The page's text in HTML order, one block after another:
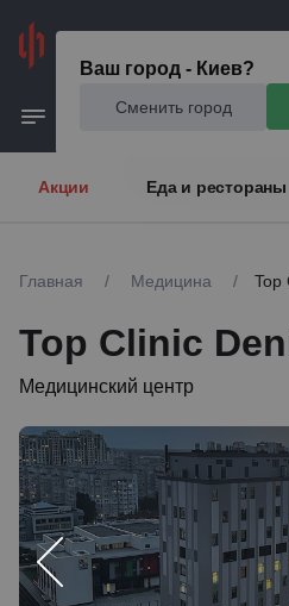
Ваш город - Киев?
Сменить город
Акции Еда и рестораны
Главная / Медицина / Top
Top Clinic
Медицинский центр